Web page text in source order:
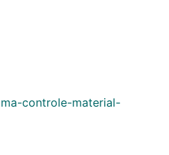
controle-material-